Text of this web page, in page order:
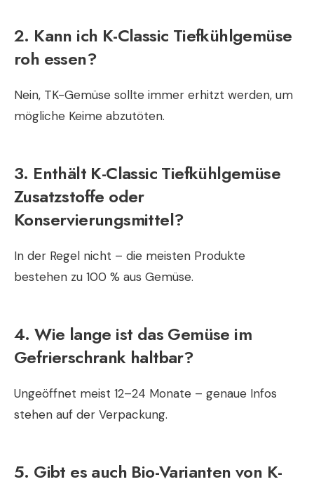
2. Kann ich K-Classic Tiefkühlgemüse
roh essen?
Nein, TK-Gemüse sollte immer erhitzt werden, um
mögliche Keime abzutöten.
3. Enthält K-Classic Tiefkühlgemüse
Zusatzstoffe oder
Konservierungsmittel?
In der Regel nicht – die meisten Produkte
bestehen zu 100 % aus Gemüse.
4. Wie lange ist das Gemüse im
Gefrierschrank haltbar?
Ungeöffnet meist 12–24 Monate – genaue Infos
stehen auf der Verpackung.
5. Gibt es auch Bio-Varianten von K-